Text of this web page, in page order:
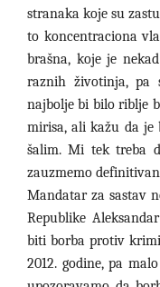
stranaka koje su
to koncentraciona
brašna, koje je
raznih životinja, pa
najbolje bi bilo riblje
mirisa, ali kažu da je
šalim. Mi tek treba
zauzmemo
Mandatar za sastav
Republike
biti borba protiv
2012. godine, pa